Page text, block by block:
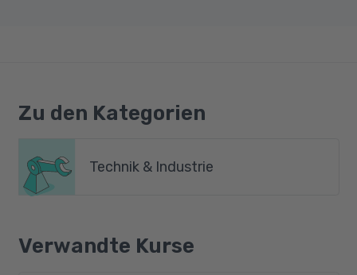
Zu den Kategorien
Technik & Industrie
Verwandte Kurse